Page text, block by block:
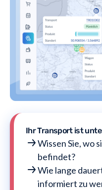
Ihr Transport ist
Wissen Sie, wo
befindet?
Wie lange
informiert zu